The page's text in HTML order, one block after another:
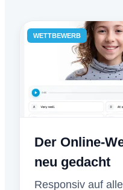
WETTBEWERB
Der Online-
neu gedacht
Responsiv auf